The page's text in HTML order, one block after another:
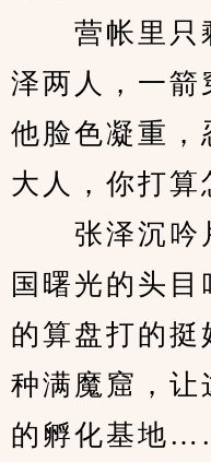
营帐里只
泽两人，一箭
他脸色凝重，
大人，你打算
张泽沉吟
国曙光的头
的算盘打的挺
种满魔窟，让
的孵化基地